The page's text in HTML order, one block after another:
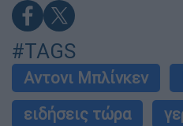
#TAGS
Αντονι Μπλίνκεν
ειδήσεις τώρα